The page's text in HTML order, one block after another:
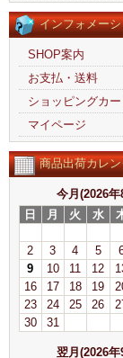
インフォメー
SHOP案内
お支払・送料
ショッピングカー
マイページ
商品出荷カレ
今月(2026年
日
月 火 水
2
3 4 5
9
10 11 12
16
17 18 19
23
24 25 26
30
31
翌月(2026年